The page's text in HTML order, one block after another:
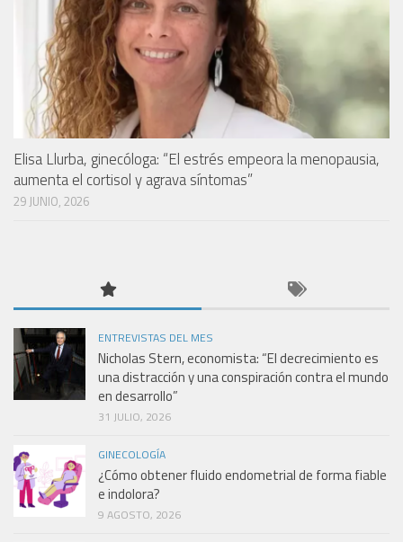
Elisa Llurba, ginecóloga: “El estrés empeora la menopausia,
aumenta el cortisol y agrava síntomas”
29 JUNIO, 2026
ENTREVISTAS DEL MES
Nicholas Stern, economista: “El decrecimiento es
una distracción y una conspiración contra el mundo
en desarrollo”
31 JULIO, 2026
GINECOLOGÍA
¿Cómo obtener fluido endometrial de forma fiable
e indolora?
9 AGOSTO, 2026